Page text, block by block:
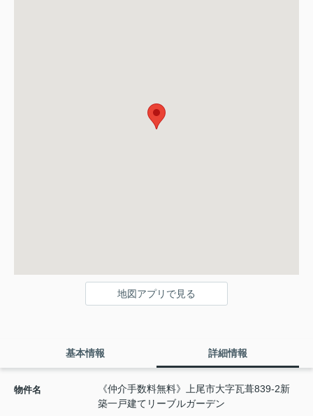
地図アプリで見る
基本情報 詳細情報
物件名
《仲介手数料無料》上尾市大字瓦葺839-2新
築一戸建てリーブルガーデン